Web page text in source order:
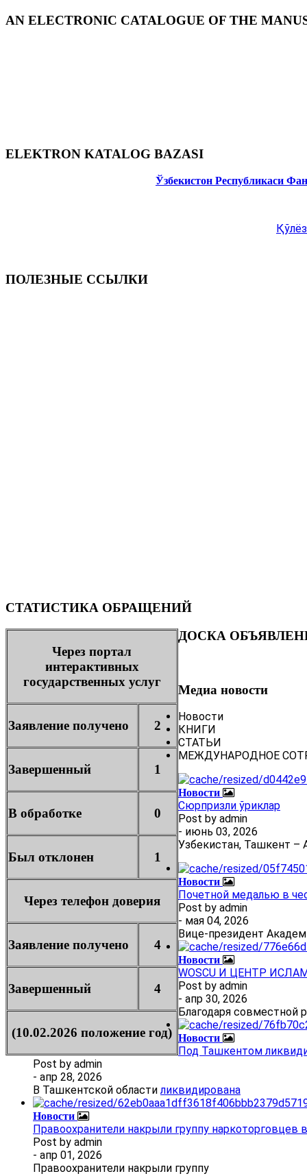
AN ELECTRONIC CATALOGUE OF THE
ELEKTRON KATALOG BAZASI
Ўзбекистон Республикаси
ПОЛЕЗНЫЕ ССЫЛКИ
СТАТИСТИКА ОБРАЩЕНИЙ
Через портал
интерактивных
государственных услуг
Заявление получено 2
Завершенный 1
В обработке 0
Был отклонен 1
Через телефон доверия
Заявление получено 4
Завершенный 4
(10.02.2026 положение год)
ДОСКА
Медиа новости
Новости
КНИГИ
СТАТЬИ
МЕЖДУНАРОДНОЕ
Новости
Сюрпризли ўриклар
Post by admin
- июнь 03, 2026
Узбекистан, Ташкент –
Новости
Почетной медалью в
Post by admin
- мая 04, 2026
Вице-президент
Новости
WOSCU И ЦЕНТР
Post by admin
- апр 30, 2026
Благодаря совместной
Новости
Под Ташкентом
Post by admin
- апр 28, 2026
В Ташкентской областиликвидирована
Новости
Правоохранители накрыли группу
Post by admin
- апр 01, 2026
Правоохранители накрыли группу